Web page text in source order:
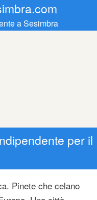
a Sesimbra
per il
Pinete che celano